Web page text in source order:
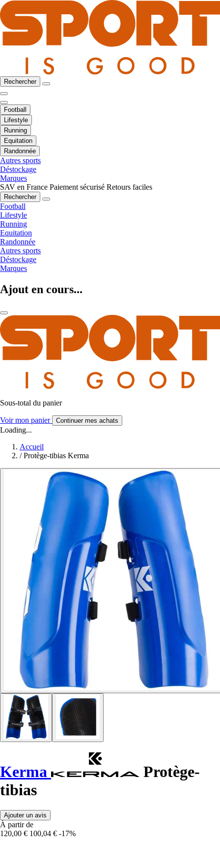
Rechercher
Football
Lifestyle
Running
Equitation
Randonnée
Autres sports
Déstockage
Marques
SAV en France Paiement sécurisé Retours faciles
Rechercher
Football
Lifestyle
Running
Equitation
Randonnée
Autres sports
Déstockage
Marques
Ajout en cours...
Sous-total du panier
Voir mon panier Continuer mes achats
Loading...
Accueil
/ Protège-tibias Kerma
Kerma
Protège-
tibias
Ajouter un avis
À partir de
120,00 € 100,04 € -17%